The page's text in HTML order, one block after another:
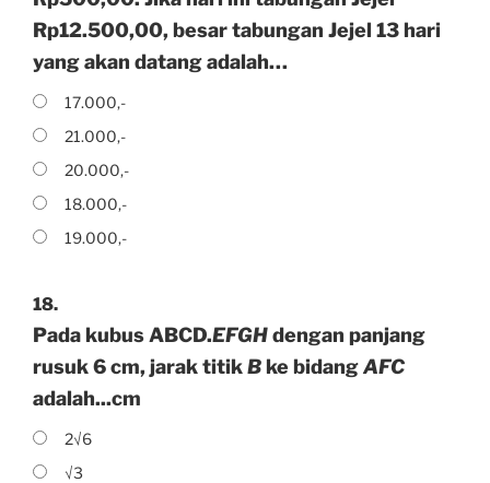
Rp12.500,00, besar tabungan Jejel 13 hari
yang akan datang adalah…
17.000,-
21.000,-
20.000,-
18.000,-
19.000,-
18.
Pada kubus ABCD.EFGHdengan panjang
rusuk 6 cm, jarak titikB ke bidangAFC
adalah...cm
2√6
√3